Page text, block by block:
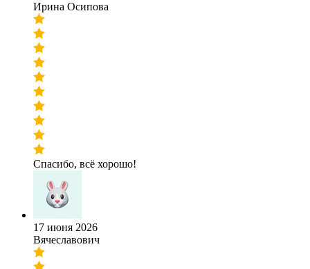
Ирина Осипова
Спасибо, всё хорошо!
17 июня 2026
Вячеславович